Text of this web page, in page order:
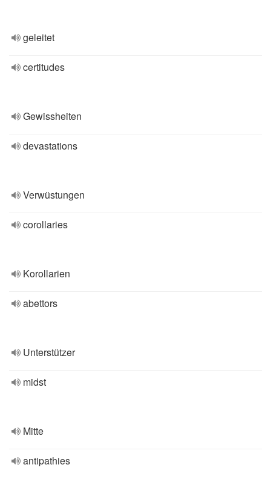
geleitet
certitudes
Gewissheiten
devastations
Verwüstungen
corollaries
Korollarien
abettors
Unterstützer
midst
Mitte
antipathies